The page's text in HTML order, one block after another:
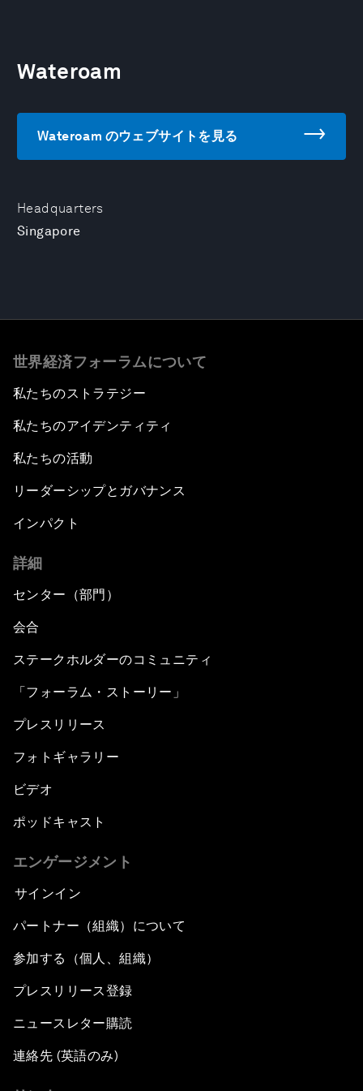
Headquarters
Singapore
Wateroam
Wateroam のウェブサイトを見る
世界経済フォーラムについて
私たちのストラテジー
私たちのアイデンティティ
私たちの活動
リーダーシップとガバナンス
インパクト
詳細
センター（部門）
会合
ステークホルダーのコミュニティ
「フォーラム・ストーリー」
プレスリリース
フォトギャラリー
ビデオ
ポッドキャスト
エンゲージメント
サインイン
パートナー（組織）について
参加する（個人、組織）
プレスリリース登録
ニュースレター購読
連絡先 (英語のみ)